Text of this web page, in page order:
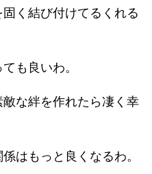
く結び付けてるくれる
も良いわ。
な絆を作れたら凄く幸
はもっと良くなるわ。